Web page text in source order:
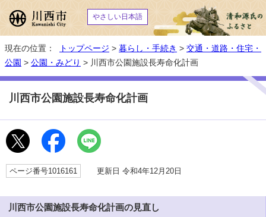
やさしい日本語
現在の位置： トップページ > 暮らし・手続き > 交通・道路・住宅・
公園 > 公園・みどり > 川西市公園施設長寿命化計画
川西市公園施設長寿命化計画
ページ番号1016161 更新日 令和4年12月20日
川西市公園施設長寿命化計画の見直し